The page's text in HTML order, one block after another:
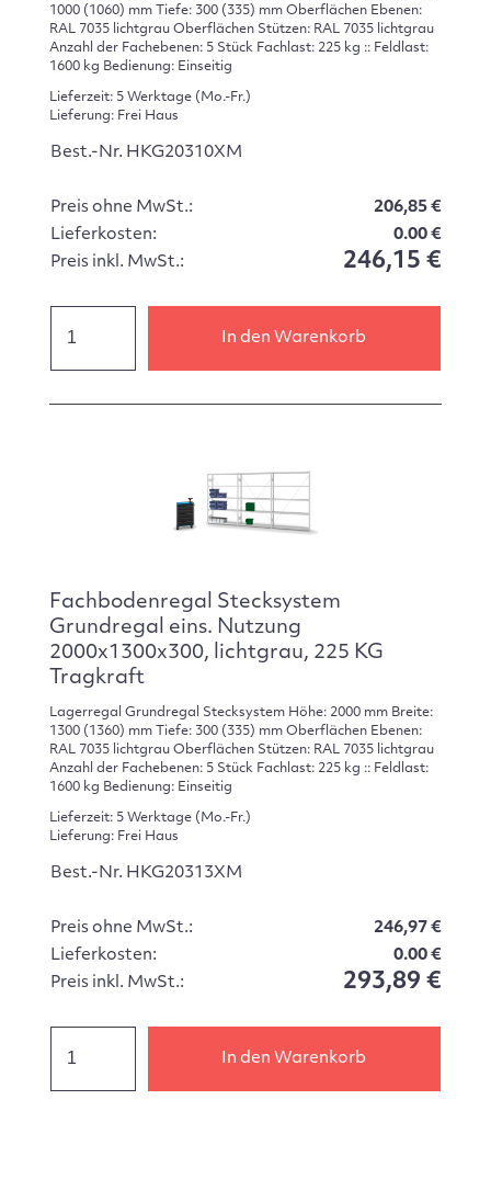
1000 (1060) mm Tiefe: 300 (335) mm Oberflächen Ebenen:
RAL 7035 lichtgrau Oberflächen Stützen: RAL 7035 lichtgrau
Anzahl der Fachebenen: 5 Stück Fachlast: 225 kg :: Feldlast:
1600 kg Bedienung: Einseitig
Lieferzeit: 5 Werktage (Mo.-Fr.)
Lieferung: Frei Haus
Best.-Nr. HKG20310XM
Preis ohne MwSt.:
206,85 €
Lieferkosten:
0.00 €
Preis inkl. MwSt.:
246,15 €
In den Warenkorb
Fachbodenregal Stecksystem
Grundregal eins. Nutzung
2000x1300x300, lichtgrau, 225 KG
Tragkraft
Lagerregal Grundregal Stecksystem Höhe: 2000 mm Breite:
1300 (1360) mm Tiefe: 300 (335) mm Oberflächen Ebenen:
RAL 7035 lichtgrau Oberflächen Stützen: RAL 7035 lichtgrau
Anzahl der Fachebenen: 5 Stück Fachlast: 225 kg :: Feldlast:
1600 kg Bedienung: Einseitig
Lieferzeit: 5 Werktage (Mo.-Fr.)
Lieferung: Frei Haus
Best.-Nr. HKG20313XM
Preis ohne MwSt.:
246,97 €
Lieferkosten:
0.00 €
Preis inkl. MwSt.:
293,89 €
In den Warenkorb